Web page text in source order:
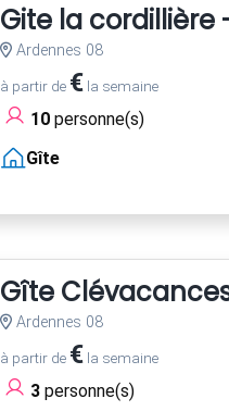
Gite la cordillière
Ardennes 08
à partir de €la semaine
10personne(s)
Gîte
Gîte
Ardennes 08
à partir de €la semaine
3personne(s)